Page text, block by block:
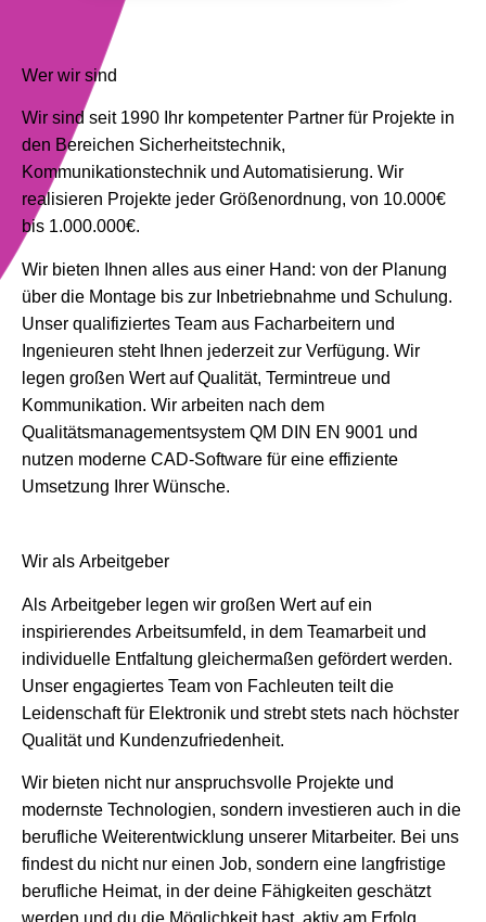
Wer wir sind
Wir sind seit 1990 Ihr kompetenter Partner für Projekte in
den Bereichen Sicherheitstechnik,
Kommunikationstechnik und Automatisierung. Wir
realisieren Projekte jeder Größenordnung, von 10.000€
bis 1.000.000€.
Wir bieten Ihnen alles aus einer Hand: von der Planung
über die Montage bis zur Inbetriebnahme und Schulung.
Unser qualifiziertes Team aus Facharbeitern und
Ingenieuren steht Ihnen jederzeit zur Verfügung. Wir
legen großen Wert auf Qualität, Termintreue und
Kommunikation. Wir arbeiten nach dem
Qualitätsmanagementsystem QM DIN EN 9001 und
nutzen moderne CAD-Software für eine effiziente
Umsetzung Ihrer Wünsche.
Wir als Arbeitgeber
Als Arbeitgeber legen wir großen Wert auf ein
inspirierendes Arbeitsumfeld, in dem Teamarbeit und
individuelle Entfaltung gleichermaßen gefördert werden.
Unser engagiertes Team von Fachleuten teilt die
Leidenschaft für Elektronik und strebt stets nach höchster
Qualität und Kundenzufriedenheit.
Wir bieten nicht nur anspruchsvolle Projekte und
modernste Technologien, sondern investieren auch in die
berufliche Weiterentwicklung unserer Mitarbeiter. Bei uns
findest du nicht nur einen Job, sondern eine langfristige
berufliche Heimat, in der deine Fähigkeiten geschätzt
werden und du die Möglichkeit hast, aktiv am Erfolg